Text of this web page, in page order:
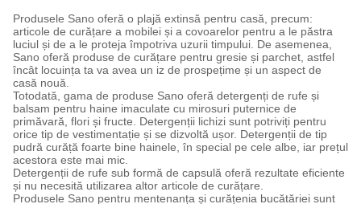
Produsele Sano oferă o plajă extinsă pentru casă, precum:
articole de curățare a mobilei și a covoarelor pentru a le păstra
luciul și de a le proteja împotriva uzurii timpului. De asemenea,
Sano oferă produse de curățare pentru gresie și parchet, astfel
încât locuința ta va avea un iz de prospețime și un aspect de
casă nouă.
Totodată, gama de produse Sano oferă detergenți de rufe și
balsam pentru haine imaculate cu mirosuri puternice de
primăvară, flori și fructe. Detergenții lichizi sunt potriviți pentru
orice tip de vestimentație și se dizvoltă ușor. Detergenții de tip
pudră curăță foarte bine hainele, în special pe cele albe, iar prețul
acestora este mai mic.
Detergenții de rufe sub formă de capsulă oferă rezultate eficiente
și nu necesită utilizarea altor articole de curățare.
Produsele Sano pentru mentenanța și curățenia bucătăriei sunt